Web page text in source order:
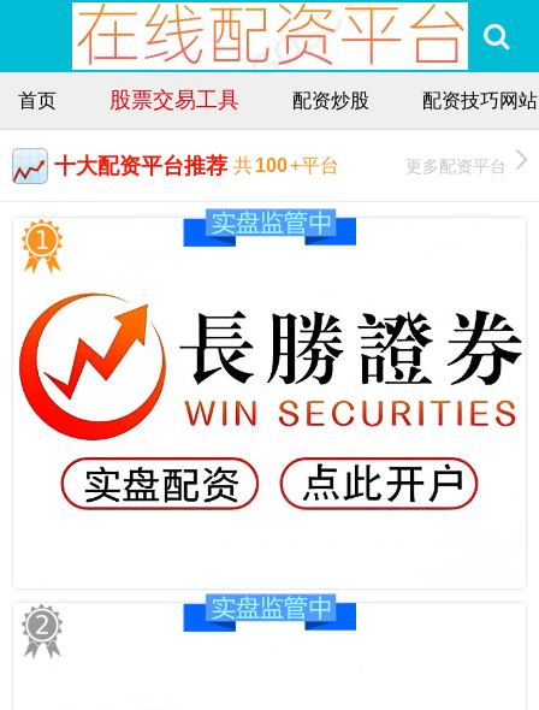
首页 股票交易工具 配资炒股 配资技巧网站
十大配资平台推荐 共100+平台 更多配资平台